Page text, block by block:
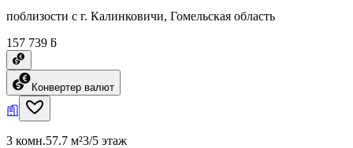
поблизости с г. Калинковичи, Гомельская область
157 739 ƃ
Конвертер валют
3 комн.57.7 м²3/5 этаж